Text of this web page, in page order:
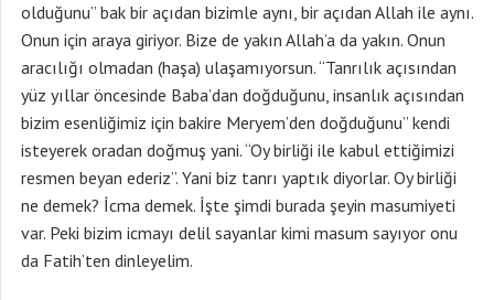
olduğunu” bak bir açıdan bizimle aynı, bir açıdan Allah ile aynı.
Onun için araya giriyor. Bize de yakın Allah’a da yakın. Onun
aracılığı olmadan (haşa) ulaşamıyorsun. “Tanrılık açısından
yüz yıllar öncesinde Baba’dan doğduğunu, insanlık açısından
bizim esenliğimiz için bakire Meryem’den doğduğunu” kendi
isteyerek oradan doğmuş yani. “Oy birliği ile kabul ettiğimizi
resmen beyan ederiz”. Yani biz tanrı yaptık diyorlar. Oy birliği
ne demek? İcma demek. İşte şimdi burada şeyin masumiyeti
var. Peki bizim icmayı delil sayanlar kimi masum sayıyor onu
da Fatih’ten dinleyelim.